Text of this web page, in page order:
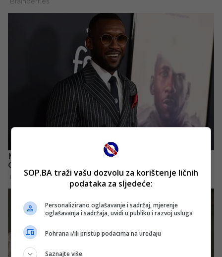
SOP.BA traži vašu dozvolu za korištenje ličnih
podataka za sljedeće:
Personalizirano oglašavanje i sadržaj, mjerenje
oglašavanja i sadržaja, uvidi u publiku i razvoj usluga
Pohrana i/ili pristup podacima na uređaju
Saznajte više